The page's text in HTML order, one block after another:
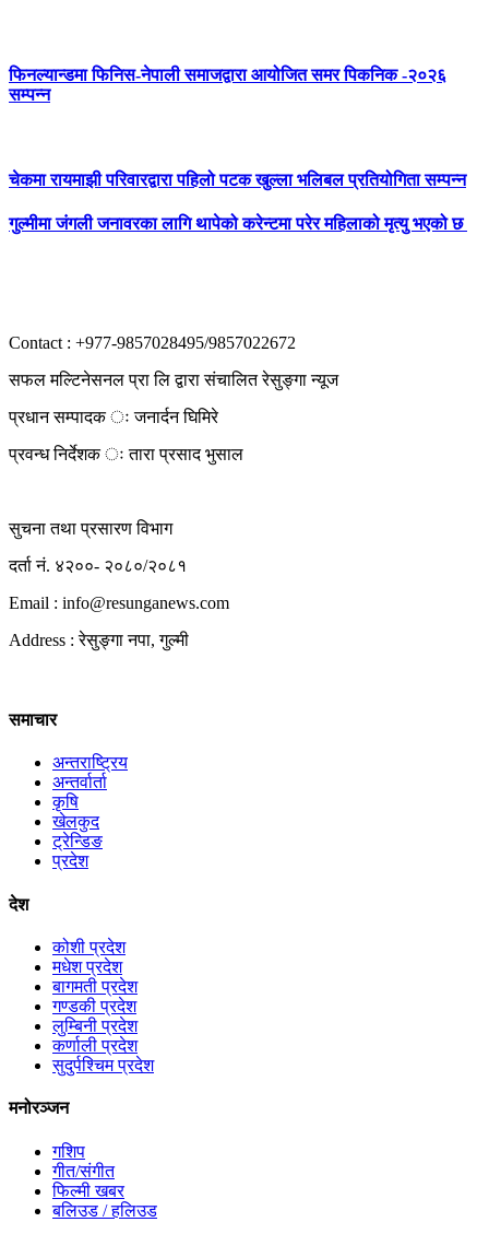
फिनल्यान्डमा फिनिस-नेपाली समाजद्वारा आयोजित समर पिकनिक -२०२६
सम्पन्न
चेकमा रायमाझी परिवारद्वारा पहिलो पटक खुल्ला भलिबल प्रतियोगिता सम्पन्न
गुल्मीमा जंगली जनावरका लागि थापेको करेन्टमा परेर महिलाको मृत्यु भएको छ
Contact : +977-9857028495/9857022672
सफल मल्टिनेसनल प्रा लि द्वारा संचालित रेसुङ्गा न्यूज
प्रधान सम्पादक ः जनार्दन घिमिरे
प्रवन्ध निर्देशक ः तारा प्रसाद भुसाल
सुचना तथा प्रसारण विभाग
दर्ता नं. ४२००- २०८०/२०८१
Email : info@resunganews.com
Address : रेसुङ्गा नपा, गुल्मी
समाचार
अन्तराष्ट्रिय
अन्तर्वार्ता
कृषि
खेलकुद
ट्रेन्डिङ
प्रदेश
देश
कोशी प्रदेश
मधेश प्रदेश
बागमती प्रदेश
गण्डकी प्रदेश
लुम्बिनी प्रदेश
कर्णाली प्रदेश
सुदुर्पश्चिम प्रदेश
मनोरञ्जन
गशिप
गीत/संगीत
फिल्मी खबर
बलिउड / हलिउड